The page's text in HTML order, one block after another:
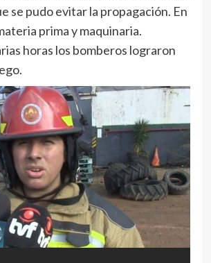
se pudo evitar la propagación. En
prima y maquinaria.
horas los bomberos lograron